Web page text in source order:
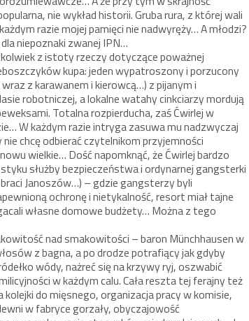
nie wykład historii. Gruba rura, z której wali
razie mojej pamięci nie nadwyręży… A młodzi?
niepoznaki zwanej IPN…
z istoty rzeczy dotyczące poważnej
kupa: jeden wypatroszony i porzucony
z karawanem i kierowcą…) z pijanym i
robotniczej, a lokalne watahy cinkciarzy mordują
Totalna rozpierducha, zaś Ćwirlej w
W każdym razie intryga zasuwa mu nadzwyczaj
chcę odbierać czytelnikom przyjemności
wielkie… Dość napomknąć, że Ćwirlej bardzo
służby bezpieczeństwa i ordynarnej gangsterki
Janoszów…) – gdzie gangsterzy byli
ochronę i nietykalność, resort miał tajne
własne domowe budżety… Można z tego
nad smakowitości – baron Münchhausen w
z bagna, a po drodze potrafiący jak gdyby
wódy, nażreć się na krzywy ryj, oszwabić
w każdym calu. Cała reszta tej ferajny też
do mięsnego, organizacja pracy w komisie,
w fabryce gorzały, obyczajowość